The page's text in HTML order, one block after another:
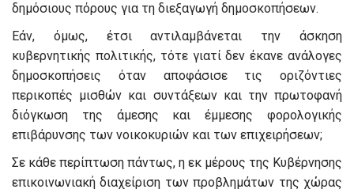
δημόσιους πόρους για τη διεξαγωγή δημοσκοπήσεων.
Εάν, όμως, έτσι αντιλαμβάνεται την άσκηση
κυβερνητικής πολιτικής, τότε γιατί δεν έκανε ανάλογες
δημοσκοπήσεις όταν αποφάσισε τις οριζόντιες
περικοπές μισθών και συντάξεων και την πρωτοφανή
διόγκωση της άμεσης και έμμεσης φορολογικής
επιβάρυνσης των νοικοκυριών και των επιχειρήσεων;
Σε κάθε περίπτωση πάντως, η εκ μέρους της Κυβέρνησης
επικοινωνιακή διαχείριση των προβλημάτων της χώρας